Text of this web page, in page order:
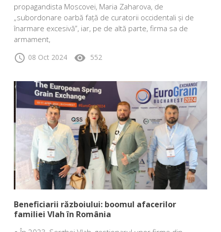
propagandista Moscovei, Maria Zaharova, de
„subordonare oarbă față de curatorii occidentali și de
înarmare excesivă”, iar, pe de altă parte, firma sa de
armament,
schedule 08 Oct 2024 visibility 552
Beneficiarii războiului: boomul afacerilor
familiei Vlah în România